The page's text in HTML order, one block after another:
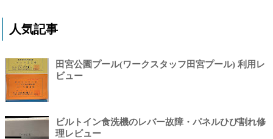
人気記事
田宮公園プール(ワークスタッフ田宮プール) 利用レ
ビュー
ビルトイン食洗機のレバー故障・パネルひび割れ修
理レビュー